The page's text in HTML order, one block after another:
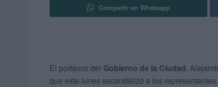
Compartir en Whatsapp
El portavoz del Gobierno de la Ciudad,
que este lunes escandalizó a los representantes